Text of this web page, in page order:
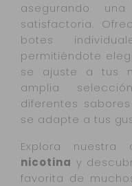
asegurando
satisfactoria.
botes
permitiéndote
se ajuste a tus
amplia
diferentes
se adapte a tus
Explora
nicotina y
favorita de